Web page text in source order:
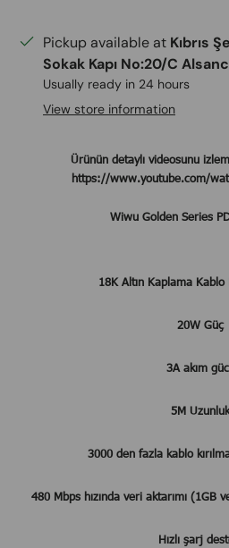
Pickup available at Kıbrıs
Sokak Kapı No:20/C
Usually ready in 24 hours
View store information
Ürünün detaylı videosunu
https://www.youtube.com/
Wiwu Golden Series
18K Altın Kaplama Kablo
20W Güç
3A akım
5M Uzunluk
3000 den fazla kablo
480 Mbps hızında veri aktarımı
Hızlı şarj